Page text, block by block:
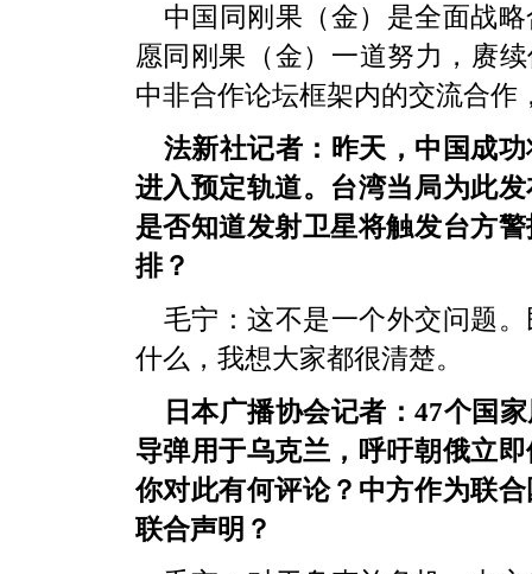
中国同刚果（金）是全面战
愿同刚果（金）一道努力，赓
中非合作论坛框架内的交流合作
法新社记者：昨天，中国成
进入预定轨道。台湾当局为此
是否知道发射卫星将触发台方
排？
毛宁：这不是一个外交问题
什么，我想大家都很清楚。
日本广播协会记者：47个国
导弹用于乌克兰，呼吁朝俄立
你对此有何评论？中方作为联
联合声明？